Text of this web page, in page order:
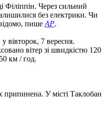
Через сильний
без електрики. Чи
пише AP.
вівторок, 7 вересня.
вітер зі швидкістю 120
км / год.
припинена. У місті Таклобан